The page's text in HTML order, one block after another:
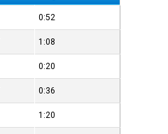
0:52
1:08
0:20
0:36
1:20